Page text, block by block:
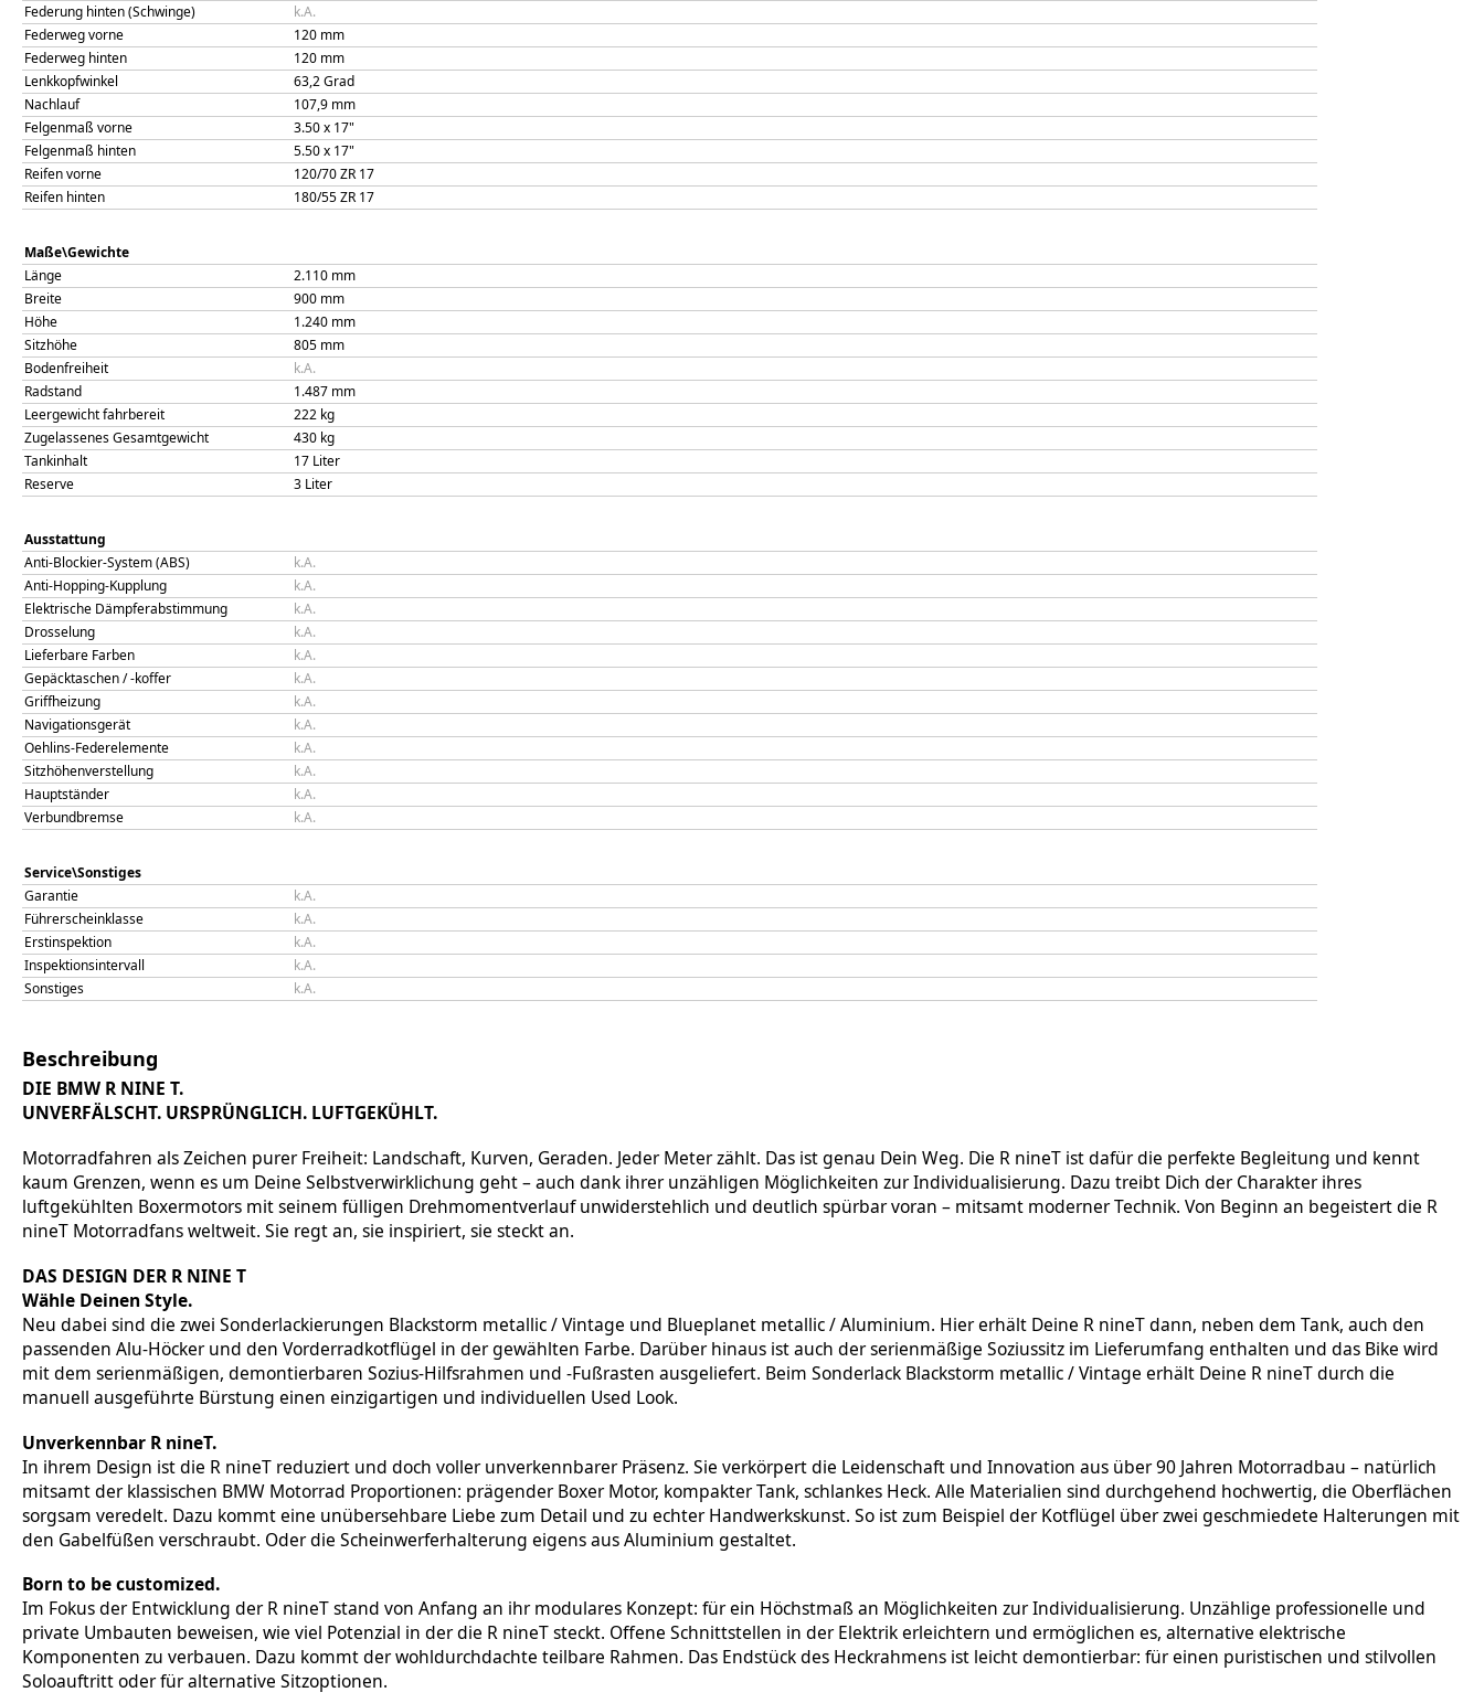
Federung hinten (Schwinge)
k.A.
Federweg vorne
120 mm
Federweg hinten
120 mm
Lenkkopfwinkel
63,2Grad
Nachlauf
107,9 mm
Felgenmaß vorne
3.50 x 17"
Felgenmaß hinten
5.50 x 17"
Reifen vorne
120/70 ZR 17
Reifen hinten
180/55 ZR 17
Maße\Gewichte
Länge
2.110 mm
Breite
900 mm
Höhe
1.240 mm
Sitzhöhe
805 mm
Bodenfreiheit
k.A.
Radstand
1.487 mm
Leergewicht fahrbereit
222 kg
Zugelassenes Gesamtgewicht
430 kg
Tankinhalt
17 Liter
Reserve
3 Liter
Ausstattung
Anti-Blockier-System (ABS)
k.A.
Anti-Hopping-Kupplung
k.A.
Elektrische Dämpferabstimmung
k.A.
Drosselung
k.A.
Lieferbare Farben
k.A.
Gepäcktaschen / -koffer
k.A.
Griffheizung
k.A.
Navigationsgerät
k.A.
Oehlins-Federelemente
k.A.
Sitzhöhenverstellung
k.A.
Hauptständer
k.A.
Verbundbremse
k.A.
Service\Sonstiges
Garantie
k.A.
Führerscheinklasse
k.A.
Erstinspektion
k.A.
Inspektionsintervall
k.A.
Sonstiges
k.A.
Beschreibung
DIE BMW R NINE T.
UNVERFÄLSCHT. URSPRÜNGLICH. LUFTGEKÜHLT.
Motorradfahren als Zeichen purer Freiheit: Landschaft, Kurven, Geraden. Jeder Meter zählt. Das ist genau Dein Weg. Die R nineT ist dafür die perfekte Begleitung und kennt
kaum Grenzen, wenn es um Deine Selbstverwirklichung geht – auch dank ihrer unzähligen Möglichkeiten zur Individualisierung. Dazu treibt Dich der Charakter ihres
luftgekühlten Boxermotors mit seinem fülligen Drehmomentverlauf unwiderstehlich und deutlich spürbar voran – mitsamt moderner Technik. Von Beginn an begeistert die R
nineT Motorradfans weltweit. Sie regt an, sie inspiriert, sie steckt an.
DAS DESIGN DER R NINE T
Wähle Deinen Style.
Neu dabei sind die zwei Sonderlackierungen Blackstorm metallic / Vintage und Blueplanet metallic / Aluminium. Hier erhält Deine R nineT dann, neben dem Tank, auch den
passenden Alu-Höcker und den Vorderradkotflügel in der gewählten Farbe. Darüber hinaus ist auch der serienmäßige Soziussitz im Lieferumfang enthalten und das Bike wird
mit dem serienmäßigen, demontierbaren Sozius-Hilfsrahmen und -Fußrasten ausgeliefert. Beim Sonderlack Blackstorm metallic / Vintage erhält Deine R nineT durch die
manuell ausgeführte Bürstung einen einzigartigen und individuellen Used Look.
Unverkennbar R nineT.
In ihrem Design ist die R nineT reduziert und doch voller unverkennbarer Präsenz. Sie verkörpert die Leidenschaft und Innovation aus über 90 Jahren Motorradbau – natürlich
mitsamt der klassischen BMW Motorrad Proportionen: prägender Boxer Motor, kompakter Tank, schlankes Heck. Alle Materialien sind durchgehend hochwertig, die Oberflächen
sorgsam veredelt. Dazu kommt eine unübersehbare Liebe zum Detail und zu echter Handwerkskunst. So ist zum Beispiel der Kotflügel über zwei geschmiedete Halterungen mit
den Gabelfüßen verschraubt. Oder die Scheinwerferhalterung eigens aus Aluminium gestaltet.
Born to be customized.
Im Fokus der Entwicklung der R nineT stand von Anfang an ihr modulares Konzept: für ein Höchstmaß an Möglichkeiten zur Individualisierung. Unzählige professionelle und
private Umbauten beweisen, wie viel Potenzial in der die R nineT steckt. Offene Schnittstellen in der Elektrik erleichtern und ermöglichen es, alternative elektrische
Komponenten zu verbauen. Dazu kommt der wohldurchdachte teilbare Rahmen. Das Endstück des Heckrahmens ist leicht demontierbar: für einen puristischen und stilvollen
Soloauftritt oder für alternative Sitzoptionen.